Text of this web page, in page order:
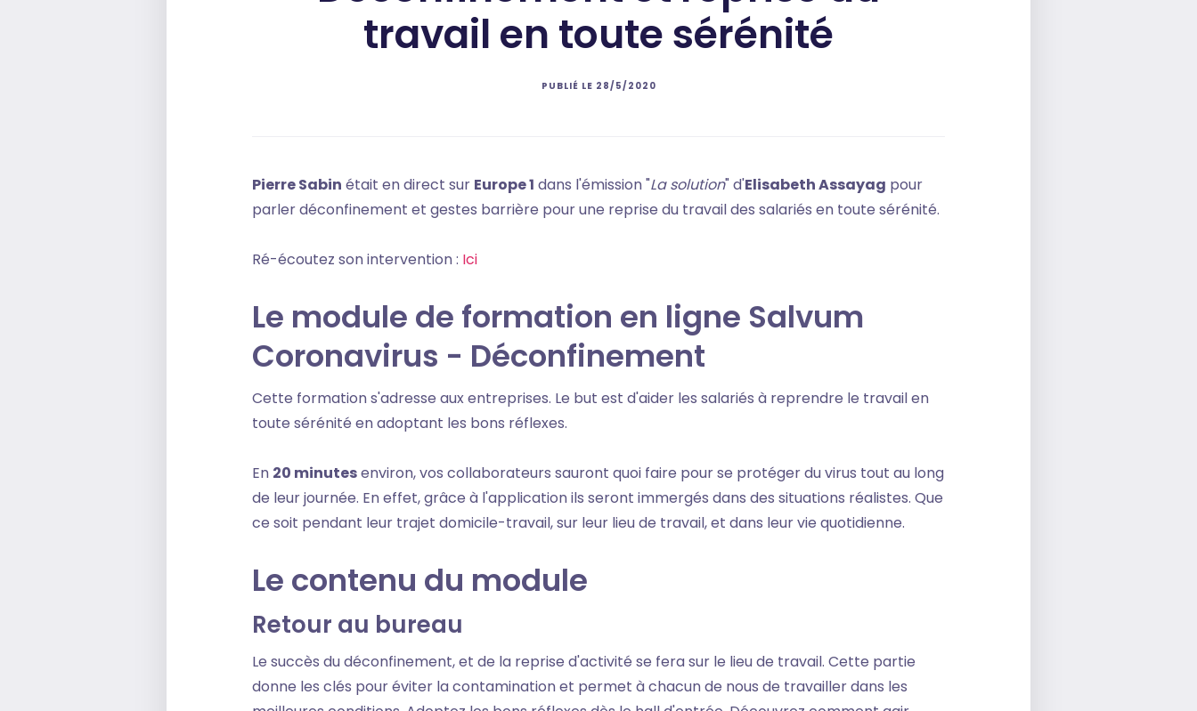
travail en toute sérénité
PUBLIÉ LE 28/5/2020
Pierre Sabin était en direct sur Europe 1 dans l'émission "La solution" d'Elisabeth Assayag pour
parler déconfinement et gestes barrière pour une reprise du travail des salariés en toute sérénité.
Ré-écoutez son intervention : Ici
Le module de formation en ligne Salvum
Coronavirus - Déconfinement
Cette formation s'adresse aux entreprises. Le but est d'aider les salariés à reprendre le travail en
toute sérénité en adoptant les bons réflexes.
En 20 minutesenviron, vos collaborateurs sauront quoi faire pour se protéger du virus tout au long
de leur journée. En effet, grâce à l'application ils seront immergés dans des situations réalistes. Que
ce soit pendant leur trajet domicile-travail, sur leur lieu de travail, et dans leur vie quotidienne.
Le contenu du module
Retour au bureau
Le succès du déconfinement, et de la reprise d'activité se fera sur le lieu de travail. Cette partie
donne les clés pour éviter la contamination et permet à chacun de nous de travailler dans les